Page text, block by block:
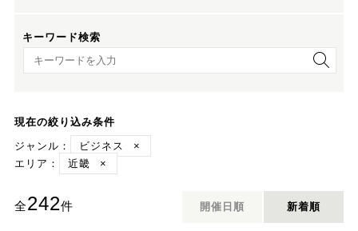
キーワード検索
キーワード検索
現在の絞り込み条件
ジャンル：
ビジネス
×
エリア：
近畿 ×
全242件 開催日順 新着順